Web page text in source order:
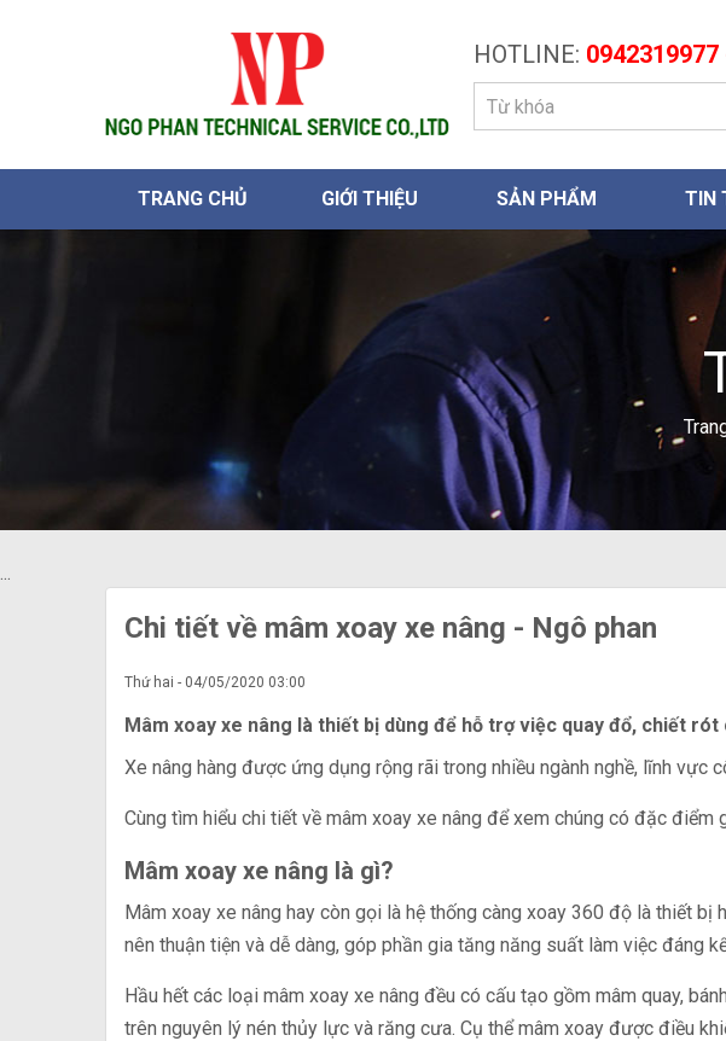
HOTLINE: 0942319977
TRANG CHỦ GIỚI THIỆU SẢN PHẨM TIN
Chi tiết về mâm xoay xe nâng - Ngô phan
Thứ hai - 04/05/2020 03:00
Mâm xoay xe nâng là thiết bị dùng để hỗ trợ việc quay đổ, chiết
Xe nâng hàng được ứng dụng rộng rãi trong nhiều ngành nghề, lĩnh vực
Cùng tìm hiểu chi tiết về mâm xoay xe nâng để xem chúng có đặc
Mâm xoay xe nâng là gì?
Mâm xoay xe nâng hay còn gọi là hệ thống càng xoay 360 độ là thiết
nên thuận tiện và dễ dàng, góp phần gia tăng năng suất làm việc đáng
Hầu hết các loại mâm xoay xe nâng đều có cấu tạo gồm mâm quay,
trên nguyên lý nén thủy lực và răng cưa. Cụ thể mâm xoay được điều